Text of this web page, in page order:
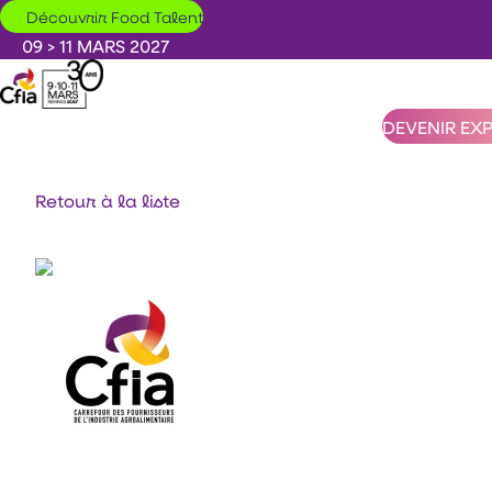
Aller au contenu principal
Découvrir Food Talent
09 > 11 MARS 2027
DEVENIR
Retour à la liste